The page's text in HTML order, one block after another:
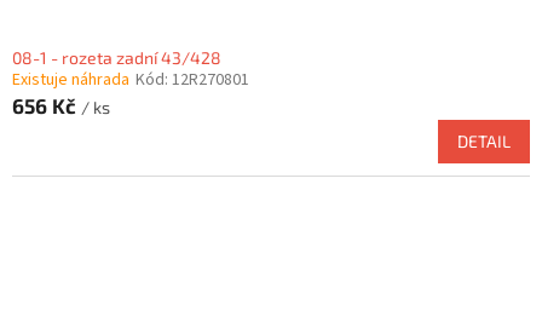
08-1 - rozeta zadní 43/428
Existuje náhrada Kód: 12R270801
656 Kč / ks
DETAIL